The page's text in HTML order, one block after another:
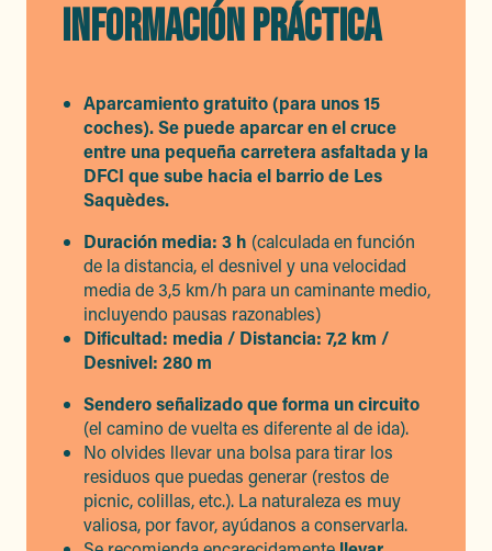
INFORMACIÓN PRÁCTICA
Aparcamiento gratuito (para unos 15
coches). Se puede aparcar en el cruce
entre una pequeña carretera asfaltada y la
DFCI que sube hacia el barrio de Les
Saquèdes.
Duración media: 3 h (calculada en función
de la distancia, el desnivel y una velocidad
media de 3,5 km/h para un caminante medio,
incluyendo pausas razonables)
Dificultad: media / Distancia: 7,2 km /
Desnivel: 280 m
Sendero señalizado que forma un circuito
(el camino de vuelta es diferente al de ida).
No olvides llevar una bolsa para tirar los
residuos que puedas generar (restos de
picnic, colillas, etc.). La naturaleza es muy
valiosa, por favor, ayúdanos a conservarla.